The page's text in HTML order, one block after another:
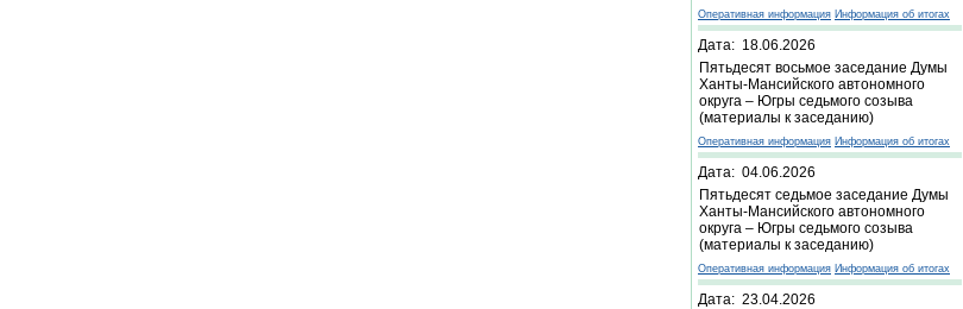
Оперативная информация Информация об итогах
Дата: 18.06.2026
Пятьдесят восьмое заседание Думы
Ханты-Мансийского автономного
округа – Югры седьмого созыва
(материалы к заседанию)
Оперативная информация Информация об итогах
Дата: 04.06.2026
Пятьдесят седьмое заседание Думы
Ханты-Мансийского автономного
округа – Югры седьмого созыва
(материалы к заседанию)
Оперативная информация Информация об итогах
Дата: 23.04.2026